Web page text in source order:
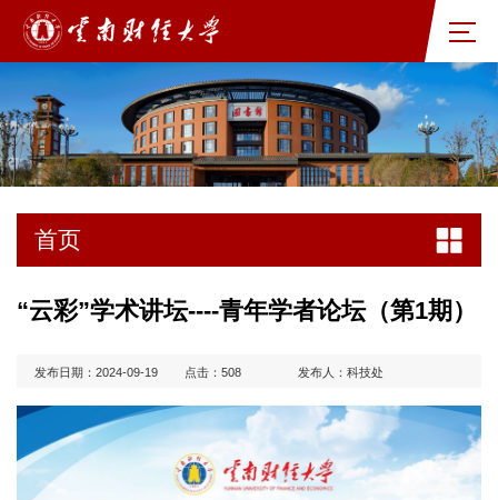
首页
“云彩”学术讲坛----青年学者论坛（第1期）
发布日期：2024-09-19 点击： 508 发布人：科技处